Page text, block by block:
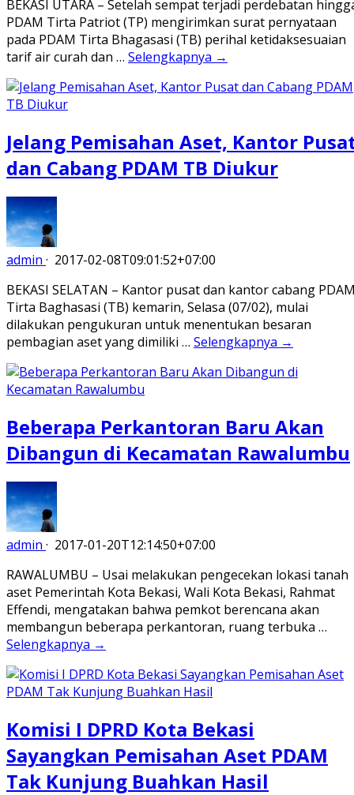
BEKASI UTARA – Setelah sempat terjadi perdebatan
PDAM Tirta Patriot (TP) mengirimkan surat pernyataan
pada PDAM Tirta Bhagasasi (TB) perihal ketidaksesuaian
tarif air curah dan … Selengkapnya →
Jelang Pemisahan Aset, Kantor
dan Cabang PDAM TB Diukur
admin · 2017-02-08T09:01:52+07:00
BEKASI SELATAN – Kantor pusat dan kantor cabang
Tirta Baghasasi (TB) kemarin, Selasa (07/02), mulai
dilakukan pengukuran untuk menentukan besaran
pembagian aset yang dimiliki … Selengkapnya →
Beberapa Perkantoran Baru Akan
Dibangun di Kecamatan Rawalumbu
admin · 2017-01-20T12:14:50+07:00
RAWALUMBU – Usai melakukan pengecekan lokasi tanah
aset Pemerintah Kota Bekasi, Wali Kota Bekasi, Rahmat
Effendi, mengatakan bahwa pemkot berencana akan
membangun beberapa perkantoran, ruang terbuka …
Selengkapnya →
Komisi I DPRD Kota Bekasi
Sayangkan Pemisahan Aset PDAM
Tak Kunjung Buahkan Hasil